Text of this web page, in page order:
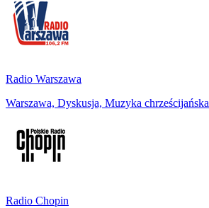
Radio Warszawa
Warszawa, Dyskusja, Muzyka chrześcijańska
Radio Chopin